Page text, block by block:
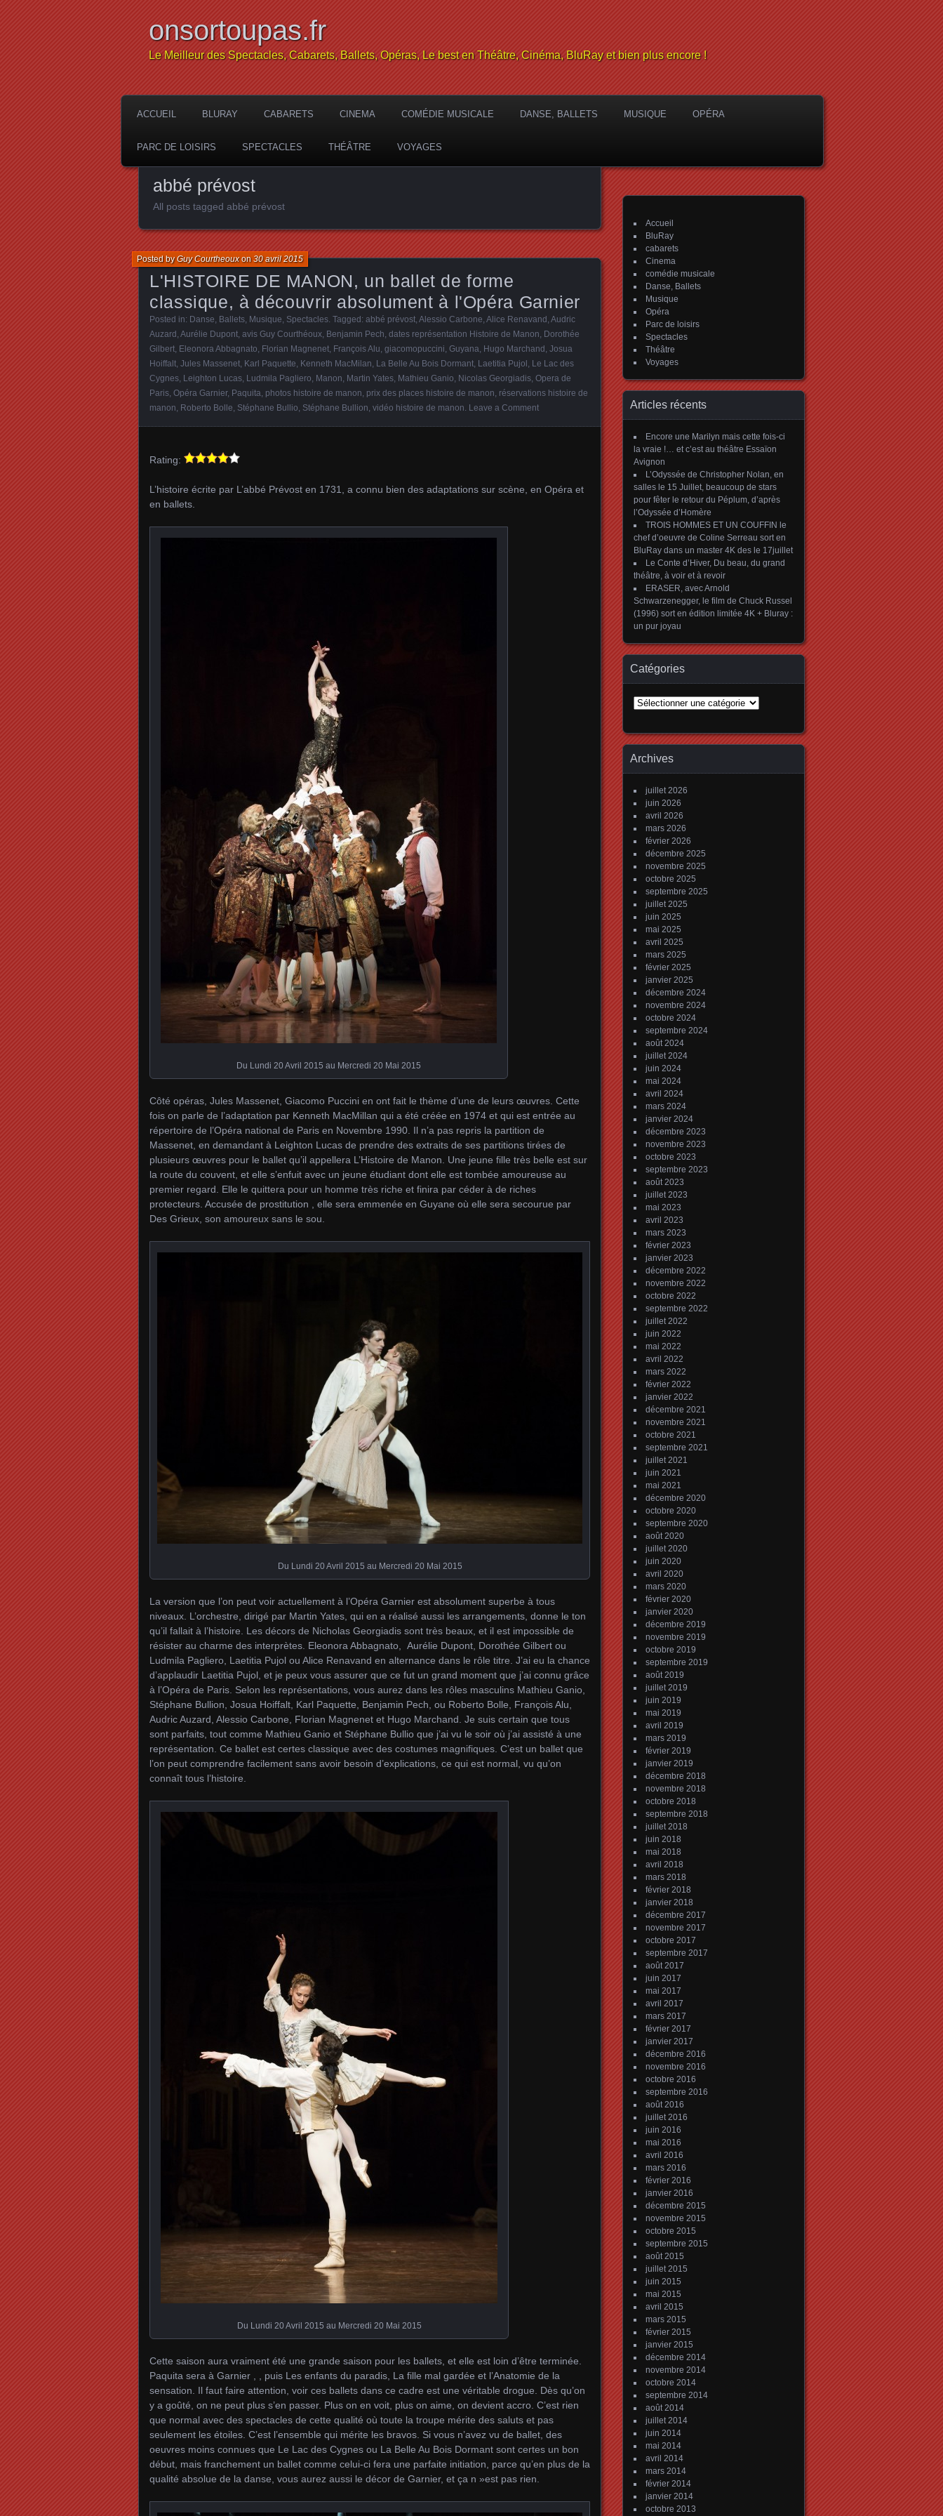
onsortoupas.fr
Le Meilleur des Spectacles, Cabarets, Ballets, Opéras, Le best en Théâtre, Cinéma, BluRay et bien plus encore !
ACCUEIL BLURAY CABARETS CINEMA COMÉDIE MUSICALE DANSE, BALLETS MUSIQUE OPÉRA
PARC DE LOISIRS SPECTACLES THÉÂTRE VOYAGES
abbé prévost
All posts tagged abbé prévost
L'HISTOIRE DE MANON, un ballet de forme
classique, à découvrir absolument à l'Opéra Garnier
Posted byGuy Courtheouxon30 avril 2015
Posted in: Danse, Ballets Musique Spectacles . Tagged: abbé prévost Alessio Carbone Alice Renavand Audric
Auzard Aurélie Dupont avis Guy Courthéoux Benjamin Pech dates représentation Histoire de Manon Dorothée
Gilbert Eleonora Abbagnato Florian Magnenet François Alu giacomopuccini Guyana Hugo Marchand Josua
Hoiffalt Jules Massenet Karl Paquette Kenneth MacMilan La Belle Au Bois Dormant Laetitia Pujol Le Lac des
Cygnes Leighton Lucas Ludmila Pagliero Manon Martin Yates Mathieu Ganio Nicolas Georgiadis Opera de
Paris Opéra Garnier, Paquita photos histoire de manon prix des places histoire de manon réservations histoire de
manon Roberto Bolle Stéphane Bullio Stéphane Bullion vidéo histoire de manon Leave a Comment
Rating:
L’histoire écrite par L’abbé Prévost en 1731, a connu bien des adaptations sur scène, en Opéra et
en ballets.
Du Lundi 20 Avril 2015 au Mercredi 20 Mai 2015
Côté opéras, Jules Massenet, Giacomo Puccini en ont fait le thème d’une de leurs œuvres. Cette
fois on parle de l’adaptation par Kenneth MacMillan qui a été créée en 1974 et qui est entrée au
répertoire de l’Opéra national de Paris en Novembre 1990. Il n’a pas repris la partition de
Massenet, en demandant à Leighton Lucas de prendre des extraits de ses partitions tirées de
plusieurs œuvres pour le ballet qu’il appellera L’Histoire de Manon. Une jeune fille très belle est sur
la route du couvent, et elle s’enfuit avec un jeune étudiant dont elle est tombée amoureuse au
premier regard. Elle le quittera pour un homme très riche et finira par céder à de riches
protecteurs. Accusée de prostitution , elle sera emmenée en Guyane où elle sera secourue par
Des Grieux, son amoureux sans le sou.
Du Lundi 20 Avril 2015 au Mercredi 20 Mai 2015
La version que l’on peut voir actuellement à l’Opéra Garnier est absolument superbe à tous
niveaux. L’orchestre, dirigé par Martin Yates, qui en a réalisé aussi les arrangements, donne le ton
qu’il fallait à l’histoire. Les décors de Nicholas Georgiadis sont très beaux, et il est impossible de
résister au charme des interprètes. Eleonora Abbagnato, Aurélie Dupont, Dorothée Gilbert ou
Ludmila Pagliero, Laetitia Pujol ou Alice Renavand en alternance dans le rôle titre. J’ai eu la chance
d’applaudir Laetitia Pujol, et je peux vous assurer que ce fut un grand moment que j’ai connu grâce
à l’Opéra de Paris. Selon les représentations, vous aurez dans les rôles masculins Mathieu Ganio,
Stéphane Bullion, Josua Hoiffalt, Karl Paquette, Benjamin Pech, ou Roberto Bolle, François Alu,
Audric Auzard, Alessio Carbone, Florian Magnenet et Hugo Marchand. Je suis certain que tous
sont parfaits, tout comme Mathieu Ganio et Stéphane Bullio que j’ai vu le soir où j’ai assisté à une
représentation. Ce ballet est certes classique avec des costumes magnifiques. C’est un ballet que
l’on peut comprendre facilement sans avoir besoin d’explications, ce qui est normal, vu qu’on
connaît tous l’histoire.
Du Lundi 20 Avril 2015 au Mercredi 20 Mai 2015
Cette saison aura vraiment été une grande saison pour les ballets, et elle est loin d’être terminée.
Paquita sera à Garnier , , puis Les enfants du paradis, La fille mal gardée et l’Anatomie de la
sensation. Il faut faire attention, voir ces ballets dans ce cadre est une véritable drogue. Dès qu’on
y a goûté, on ne peut plus s’en passer. Plus on en voit, plus on aime, on devient accro. C’est rien
que normal avec des spectacles de cette qualité où toute la troupe mérite des saluts et pas
seulement les étoiles. C’est l’ensemble qui mérite les bravos. Si vous n’avez vu de ballet, des
oeuvres moins connues que Le Lac des Cygnes ou La Belle Au Bois Dormant sont certes un bon
début, mais franchement un ballet comme celui-ci fera une parfaite initiation, parce qu’en plus de la
qualité absolue de la danse, vous aurez aussi le décor de Garnier, et ça n »est pas rien.
Accueil
BluRay
cabarets
Cinema
comédie musicale
Danse, Ballets
Musique
Opéra
Parc de loisirs
Spectacles
Théâtre
Voyages
Articles récents
Encore une Marilyn mais cette fois-ci
la vraie !… et c’est au théâtre Essaïon
Avignon
L’Odyssée de Christopher Nolan, en
salles le 15 Juillet, beaucoup de stars
pour fêter le retour du Péplum, d’après
l’Odyssée d’Homère
TROIS HOMMES ET UN COUFFIN le
chef d’oeuvre de Coline Serreau sort en
BluRay dans un master 4K des le 17juillet
Le Conte d’Hiver, Du beau, du grand
théâtre, à voir et à revoir
ERASER, avec Arnold
Schwarzenegger, le film de Chuck Russel
(1996) sort en édition limitée 4K + Bluray :
un pur joyau
Catégories
Catégories
Archives
juillet 2026
juin 2026
avril 2026
mars 2026
février 2026
décembre 2025
novembre 2025
octobre 2025
septembre 2025
juillet 2025
juin 2025
mai 2025
avril 2025
mars 2025
février 2025
janvier 2025
décembre 2024
novembre 2024
octobre 2024
septembre 2024
août 2024
juillet 2024
juin 2024
mai 2024
avril 2024
mars 2024
janvier 2024
décembre 2023
novembre 2023
octobre 2023
septembre 2023
août 2023
juillet 2023
mai 2023
avril 2023
mars 2023
février 2023
janvier 2023
décembre 2022
novembre 2022
octobre 2022
septembre 2022
juillet 2022
juin 2022
mai 2022
avril 2022
mars 2022
février 2022
janvier 2022
décembre 2021
novembre 2021
octobre 2021
septembre 2021
juillet 2021
juin 2021
mai 2021
décembre 2020
octobre 2020
septembre 2020
août 2020
juillet 2020
juin 2020
avril 2020
mars 2020
février 2020
janvier 2020
décembre 2019
novembre 2019
octobre 2019
septembre 2019
août 2019
juillet 2019
juin 2019
mai 2019
avril 2019
mars 2019
février 2019
janvier 2019
décembre 2018
novembre 2018
octobre 2018
septembre 2018
juillet 2018
juin 2018
mai 2018
avril 2018
mars 2018
février 2018
janvier 2018
décembre 2017
novembre 2017
octobre 2017
septembre 2017
août 2017
juin 2017
mai 2017
avril 2017
mars 2017
février 2017
janvier 2017
décembre 2016
novembre 2016
octobre 2016
septembre 2016
août 2016
juillet 2016
juin 2016
mai 2016
avril 2016
mars 2016
février 2016
janvier 2016
décembre 2015
novembre 2015
octobre 2015
septembre 2015
août 2015
juillet 2015
juin 2015
mai 2015
avril 2015
mars 2015
février 2015
janvier 2015
décembre 2014
novembre 2014
octobre 2014
septembre 2014
août 2014
juillet 2014
juin 2014
mai 2014
avril 2014
mars 2014
février 2014
janvier 2014
octobre 2013